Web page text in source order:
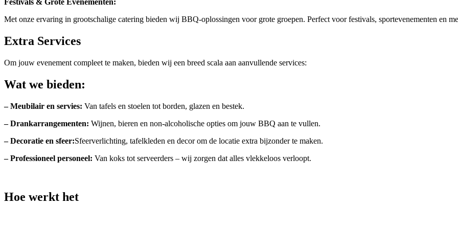
Festivals & Grote Evenementen:
Met onze ervaring in grootschalige catering bieden wij BBQ-oplossingen voor grote groepen. Perfect voor festivals, sportevenementen en
Extra Services
Om jouw evenement compleet te maken, bieden wij een breed scala aan aanvullende services:
Wat we bieden:
– Meubilair en servies: Van tafels en stoelen tot borden, glazen en bestek.
– Drankarrangementen: Wijnen, bieren en non-alcoholische opties om jouw BBQ aan te vullen.
– Decoratie en sfeer:Sfeerverlichting, tafelkleden en decor om de locatie extra bijzonder te maken.
– Professioneel personeel: Van koks tot serveerders – wij zorgen dat alles vlekkeloos verloopt.
Hoe werkt het